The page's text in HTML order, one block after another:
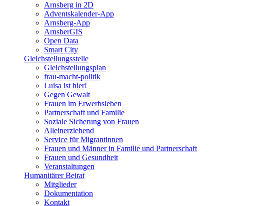
Arnsberg in 2D
Adventskalender-App
Arnsberg-App
ArnsberGIS
Open Data
Smart City
Gleichstellungsstelle
Gleichstellungsplan
frau-macht-politik
Luisa ist hier!
Gegen Gewalt
Frauen im Erwerbsleben
Partnerschaft und Familie
Soziale Sicherung von Frauen
Alleinerziehend
Service für Migrantinnen
Frauen und Männer in Familie und Partnerschaft
Frauen und Gesundheit
Veranstaltungen
Humanitärer Beirat
Mitglieder
Dokumentation
Kontakt